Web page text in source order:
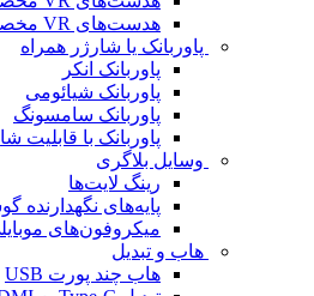
هدست‌های VR مخصوص آیفون
پاوربانک یا شارژر همراه
پاوربانک انکر
پاوربانک شیائومی
پاوربانک سامسونگ
پاوربانک با قابلیت
وسایل بلاگری
رینگ لایت‌ها
پایه‌های نگهدارنده
میکروفون‌های
هاب و تبدیل
هاب چند پورت USB